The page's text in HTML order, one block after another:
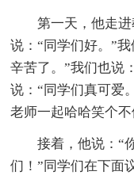
第一天，他走
说：“同学们好。”
辛苦了。”我们也说
说：“同学们真可爱
老师一起哈哈笑个不
接着，他说：“
们！”同学们在下面